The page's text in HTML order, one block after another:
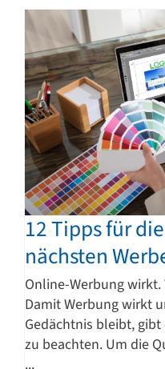
12 Tipps für
nächsten
Online-Werbung
Damit Werbung wirkt
Gedächtnis bleibt, gibt
zu beachten. Um die
...